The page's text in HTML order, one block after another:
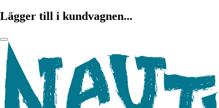
Lägger till i kundvagnen...